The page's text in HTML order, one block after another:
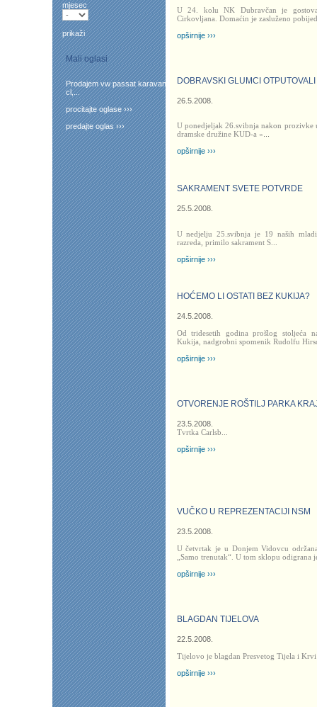
mjesec
prikaži
Mali oglasi
Prodajem vw passat karavan
cl,...
procitajte oglase ›››
predajte oglas ›››
U 24. kolu NK Dubravčan je
Cirkovljana. Domaćin je zasluženo
opširnije ›››
DOBRAVSKI GLUMCI
26.5.2008.
U ponedjeljak 26.svibnja nakon prozivke
dramske družine KUD-a «
opširnije ›››
SAKRAMENT SVETE POTVRDE
25.5.2008.
U nedjelju 25.svibnja je 19 naših
razreda, primilo sakrament S...
opširnije ›››
HOĆEMO LI OSTATI BEZ KUKIJA?
24.5.2008.
Od tridesetih godina prošlog stoljeća
Kukija, nadgrobni spomenik Rudolfu
opširnije ›››
OTVORENJE ROŠTILJ PARKA
23.5.2008.
Tvrtka Carlsb...
opširnije ›››
VUČKO U REPREZENTACIJI NSM
23.5.2008.
U četvrtak je u Donjem Vidovcu
„Samo trenutak“. U tom sklopu odigrana
opširnije ›››
BLAGDAN TIJELOVA
22.5.2008.
Tijelovo je blagdan Presvetog Tijela i
opširnije ›››